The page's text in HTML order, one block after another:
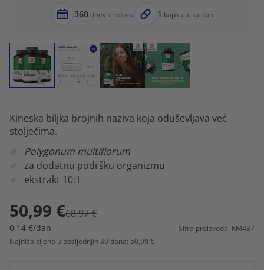
360 dnevnih doza 1 kapsula na dan
Kineska biljka brojnih naziva koja oduševljava već
stoljećima.
Polygonum multiflorum
za dodatnu podršku organizmu
ekstrakt 10:1
50,99 €68,97 €
0,14 €/dan
Šifra proizvoda: KM437
Najniža cijena u posljednjih 30 dana: 50,99 €